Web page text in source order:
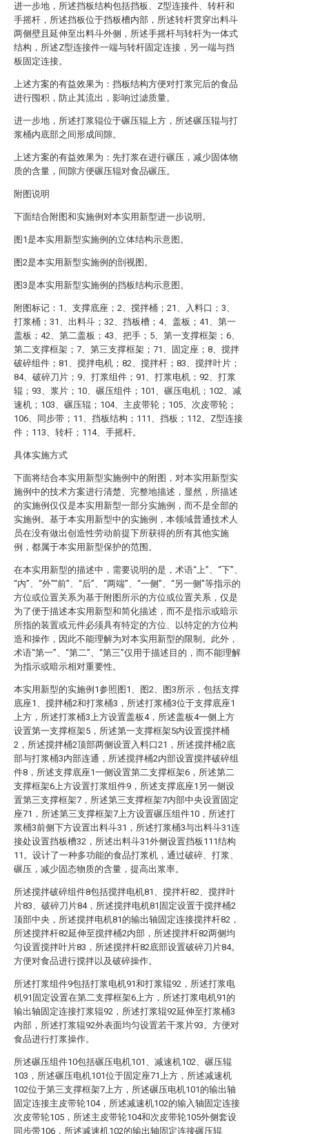
进一步地，所述挡板结构包括挡板、Z型连接件、转杆和
手摇杆，所述挡板位于挡板槽内部，所述转杆贯穿出料斗
两侧壁且延伸至出料斗外侧，所述手摇杆与转杆为一体式
结构，所述Z型连接件一端与转杆固定连接，另一端与挡
板固定连接。
上述方案的有益效果为：挡板结构方便对打浆完后的食品
进行囤积，防止其流出，影响过滤质量。
进一步地，所述打浆辊位于碾压辊上方，所述碾压辊与打
浆桶内底部之间形成间隙。
上述方案的有益效果为：先打浆在进行碾压，减少固体物
质的含量，间隙方便碾压辊对食品碾压。
附图说明
下面结合附图和实施例对本实用新型进一步说明。
图1是本实用新型实施例的立体结构示意图。
图2是本实用新型实施例的剖视图。
图3是本实用新型实施例的挡板结构示意图。
附图标记：1、支撑底座；2、搅拌桶；21、入料口；3、
打浆桶；31、出料斗；32、挡板槽；4、盖板；41、第一
盖板；42、第二盖板；43、把手；5、第一支撑框架；6、
第二支撑框架；7、第三支撑框架；71、固定座；8、搅拌
破碎组件；81、搅拌电机；82、搅拌杆；83、搅拌叶片；
84、破碎刀片；9、打浆组件；91、打浆电机；92、打浆
辊；93、浆片；10、碾压组件；101、碾压电机；102、减
速机；103、碾压辊；104、主皮带轮；105、次皮带轮；
106、同步带；11、挡板结构；111、挡板；112、Z型连接
件；113、转杆；114、手摇杆。
具体实施方式
下面将结合本实用新型实施例中的附图，对本实用新型实
施例中的技术方案进行清楚、完整地描述，显然，所描述
的实施例仅仅是本实用新型一部分实施例，而不是全部的
实施例。基于本实用新型中的实施例，本领域普通技术人
员在没有做出创造性劳动前提下所获得的所有其他实施
例，都属于本实用新型保护的范围。
在本实用新型的描述中，需要说明的是，术语“上”、“下”、
“内”、“外”“前”、“后”、“两端”、“一侧”、“另一侧”等指示的
方位或位置关系为基于附图所示的方位或位置关系，仅是
为了便于描述本实用新型和简化描述，而不是指示或暗示
所指的装置或元件必须具有特定的方位、以特定的方位构
造和操作，因此不能理解为对本实用新型的限制。此外，
术语“第一”、“第二”、“第三”仅用于描述目的，而不能理解
为指示或暗示相对重要性。
本实用新型的实施例1参照图1、图2、图3所示，包括支撑
底座1、搅拌桶2和打浆桶3，所述打浆桶3位于支撑底座1
上方，所述打浆桶3上方设置盖板4，所述盖板4一侧上方
设置第一支撑框架5，所述第一支撑框架5内设置搅拌桶
2，所述搅拌桶2顶部两侧设置入料口21，所述搅拌桶2底
部与打浆桶3内部连通，所述搅拌桶2内部设置搅拌破碎组
件8，所述支撑底座1一侧设置第二支撑框架6，所述第二
支撑框架6上方设置打浆组件9，所述支撑底座1另一侧设
置第三支撑框架7，所述第三支撑框架7内部中央设置固定
座71，所述第三支撑框架7上方设置碾压组件10，所述打
浆桶3前侧下方设置出料斗31，所述打浆桶3与出料斗31连
接处设置挡板槽32，所述出料斗31外侧设置挡板111结构
11。设计了一种多功能的食品打浆机，通过破碎、打浆、
碾压，减少固态物质的含量，提高出浆率。
所述搅拌破碎组件8包括搅拌电机81、搅拌杆82、搅拌叶
片83、破碎刀片84，所述搅拌电机81固定设置于搅拌桶2
顶部中央，所述搅拌电机81的输出轴固定连接搅拌杆82，
所述搅拌杆82延伸至搅拌桶2内部，所述搅拌杆82两侧均
匀设置搅拌叶片83，所述搅拌杆82底部设置破碎刀片84。
方便对食品进行搅拌以及破碎操作。
所述打浆组件9包括打浆电机91和打浆辊92，所述打浆电
机91固定设置在第二支撑框架6上方，所述打浆电机91的
输出轴固定连接打浆辊92，所述打浆辊92延伸至打浆桶3
内部，所述打浆辊92外表面均匀设置若干浆片93。方便对
食品进行打浆操作。
所述碾压组件10包括碾压电机101、减速机102、碾压辊
103，所述碾压电机101位于固定座71上方，所述减速机
102位于第三支撑框架7上方，所述碾压电机101的输出轴
固定连接主皮带轮104，所述减速机102的输入轴固定连接
次皮带轮105，所述主皮带轮104和次皮带轮105外侧套设
同步带106，所述减速机102的输出轴固定连接碾压辊